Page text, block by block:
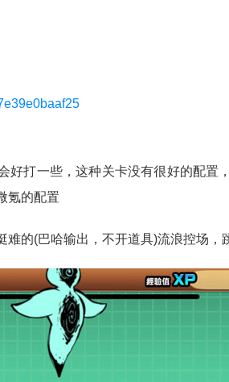
打一些，这种关卡没有很好的配置
氪的配置
的(巴哈输出，不开道具)流浪控场，